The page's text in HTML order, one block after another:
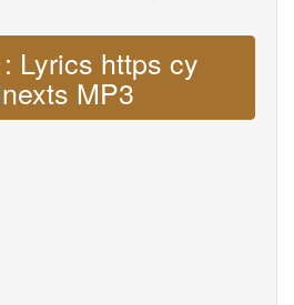
Lyrics https cy
MP3